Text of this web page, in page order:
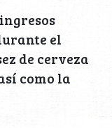
el
de cerveza
como la